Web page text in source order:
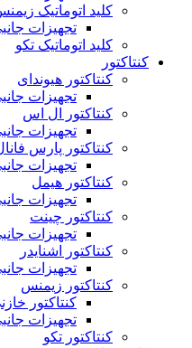
کلید اتوماتیک
تجهیزات
کلید اتوماتیک تکو
کنتاکتور
کنتاکتور هیوندای
تجهیزات
کنتاکتور ال اس
تجهیزات
کنتاکتور پارس
تجهیزات
کنتاکتور هیمل
تجهیزات
کنتاکتور چینت
تجهیزات
کنتاکتور اشنایدر
تجهیزات
کنتاکتور زیمنس
کنتاکتور
تجهیزات
کنتاکتور تکو